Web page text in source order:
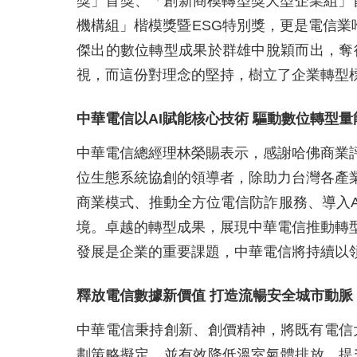
機構組」楷模獎暨ESG特別獎，更是電信
傑出的數位轉型成果於群雄中脫穎而出，
視，而這份對理念的堅持，樹立了企業轉
中華電信以AI賦能核心技術 驅動數位轉型
中華電信總經理林榮賜表示，感謝哈佛商
位生態系統協創的領導者，除助力台灣各
商業模式、推動全方位電信防詐服務、導
境。卓越的轉型成果，展現中華電信推動
發展是企業的重要課題，中華電信將持續
釋放電信數據新價值 打造流暢安全城市動
中華電信秉持創新、創價精神，將既有電